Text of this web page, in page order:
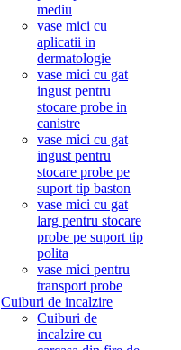
mediu
vase mici cu
aplicatii in
dermatologie
vase mici cu gat
ingust pentru
stocare probe in
canistre
vase mici cu gat
ingust pentru
stocare probe pe
suport tip baston
vase mici cu gat
larg pentru stocare
probe pe suport tip
polita
vase mici pentru
transport probe
Cuiburi de incalzire
Cuiburi de
incalzire cu